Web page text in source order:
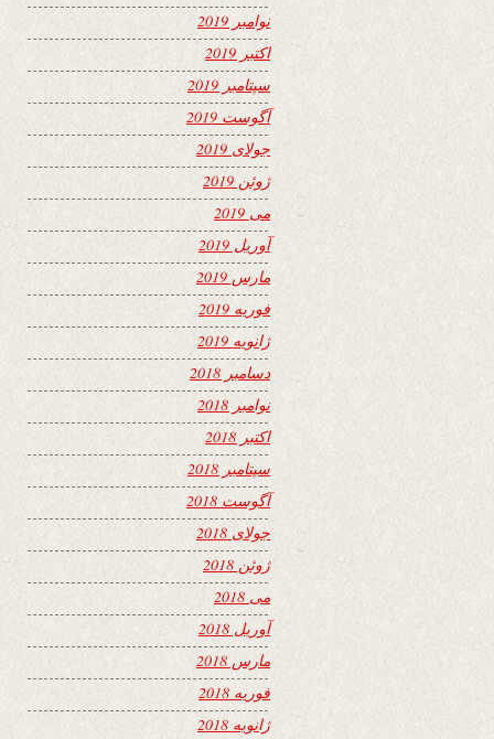
نوامبر 2019
اکتبر 2019
سپتامبر 2019
آگوست 2019
جولای 2019
ژوئن 2019
می 2019
آوریل 2019
مارس 2019
فوریه 2019
ژانویه 2019
دسامبر 2018
نوامبر 2018
اکتبر 2018
سپتامبر 2018
آگوست 2018
جولای 2018
ژوئن 2018
می 2018
آوریل 2018
مارس 2018
فوریه 2018
ژانویه 2018